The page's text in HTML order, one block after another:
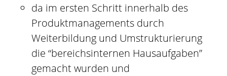
da im ersten Schritt innerhalb des
Produktmanagements durch
Weiterbildung und Umstrukturierung
die “bereichsinternen Hausaufgaben”
gemacht wurden und